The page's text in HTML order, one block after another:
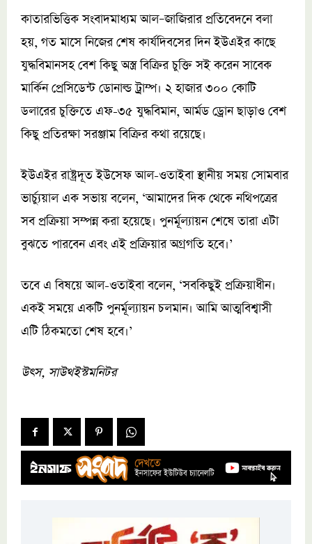
কাতারভিত্তিক সংবাদমাধ্যম আল–জাজিরার প্রতিবেদনে বলা
হয়, গত মাসে নিজের শেষ কার্যদিবসের দিন ইউএইর কাছে
যুদ্ধবিমানসহ বেশ কিছু অস্ত্র বিক্রির চুক্তি সই করেন সাবেক
মার্কিন প্রেসিডেন্ট ডোনাল্ড ট্রাম্প। ২ হাজার ৩০০ কোটি
ডলারের চুক্তিতে এফ-৩৫ যুদ্ধবিমান, আর্মড ড্রোন ছাড়াও বেশ
কিছু প্রতিরক্ষা সরঞ্জাম বিক্রির কথা রয়েছে।
ইউএইর রাষ্ট্রদূত ইউসেফ আল-ওতাইবা স্থানীয় সময় সোমবার
ভার্চ্যুয়াল এক সভায় বলেন, ‘আমাদের দিক থেকে নথিপত্রের
সব প্রক্রিয়া সম্পন্ন করা হয়েছে। পুনর্মূল্যায়ন শেষে তারা এটা
বুঝতে পারবেন এবং এই প্রক্রিয়ার অগ্রগতি হবে।’
তবে এ বিষয়ে আল-ওতাইবা বলেন, ‘সবকিছুই প্রক্রিয়াধীন।
একই সময়ে একটি পুনর্মূল্যায়ন চলমান। আমি আত্মবিশ্বাসী
এটি ঠিকমতো শেষ হবে।’
উৎস, সাউথইস্টমনিটর